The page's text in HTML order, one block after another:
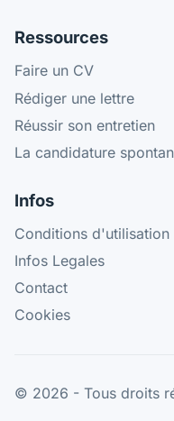
Ressources
Faire un CV
Rédiger une lettre
Réussir son entretien
La candidature
Infos
Conditions d'utilisation
Infos Legales
Contact
Cookies
© 2026 - Tous droits